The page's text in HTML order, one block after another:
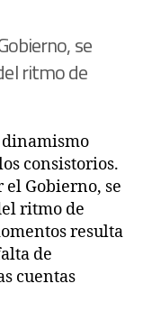
se
ritmo de
dinamismo
consistorios.
Gobierno, se
ritmo de
resulta
de
cuentas